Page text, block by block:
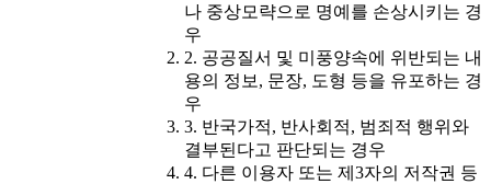
나 중상모략으로 명예를 손상시키는 경
우
2. 공공질서 및 미풍양속에 위반되는 내
용의 정보, 문장, 도형 등을 유포하는 경
우
3. 반국가적, 반사회적, 범죄적 행위와
결부된다고 판단되는 경우
4. 다른 이용자 또는 제3자의 저작권 등